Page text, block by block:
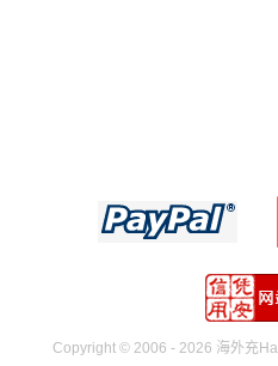
Copyright © 2006 - 2026 海外充